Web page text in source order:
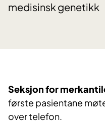
medisinsk genetikk
Seksjon for
første pasientane
over telefon.